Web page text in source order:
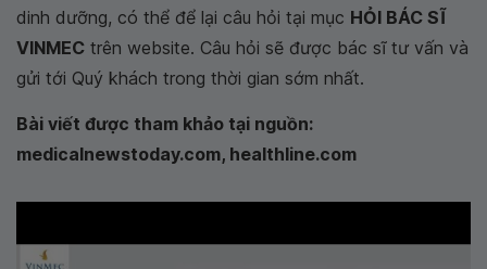
dinh dưỡng, có thể để lại câu hỏi tại mục HỎI BÁC SĨ
VINMEC trên website. Câu hỏi sẽ được bác sĩ tư vấn và
gửi tới Quý khách trong thời gian sớm nhất.
Bài viết được tham khảo tại nguồn:
medicalnewstoday.com, healthline.com